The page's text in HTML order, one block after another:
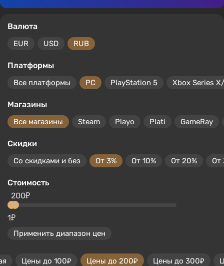
Валюта
EUR USD RUB
Платформы
Все платформы PC PlayStation 5 Xbox Series
Магазины
Все магазины Steam Playo Plati GameRay
Скидки
Со скидками и без От 3% От 10% От 20% От
Стоимость
1₽
200₽
Применить диапазон цен
Цены до 100₽ Цены до 200₽ Цены до 300₽